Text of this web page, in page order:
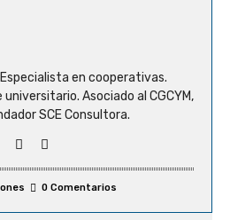
en cooperativas.
Asociado al CGCYM,
SCE Consultora.
0 Comentarios